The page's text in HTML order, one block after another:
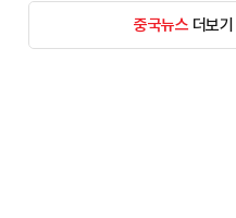
중국뉴스더보기